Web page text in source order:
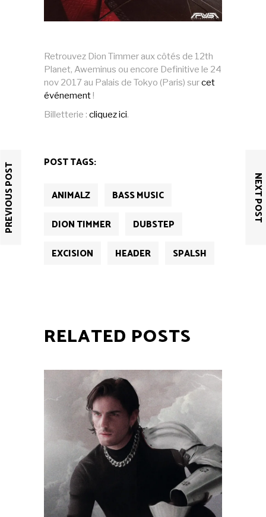
Retrouvez Dion Timmer aux côtés de 12th
Planet, Aweminus ou encore Definitive le 24
nov 2017 au Palais de Tokyo (Paris) surcet
événement!
Billetterie : cliquez ici.
POST TAGS:
ANIMALZ
BASS MUSIC
DION TIMMER
DUBSTEP
EXCISION
HEADER SPALSH
PREVIOUS POST NEXT POST
RELATED POSTS